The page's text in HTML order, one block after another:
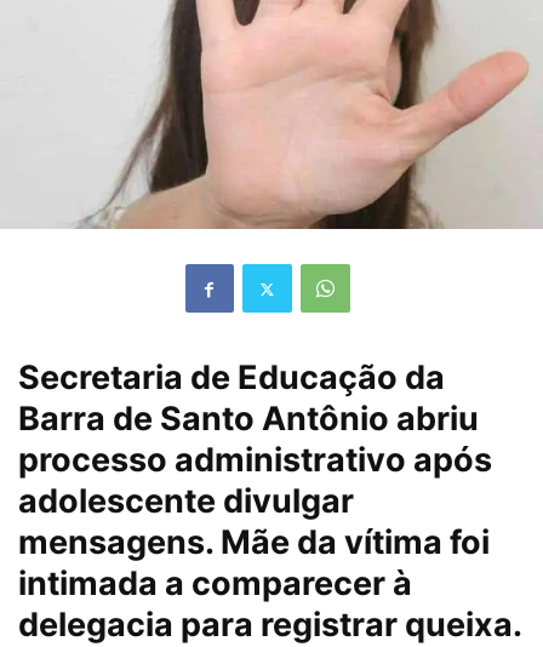
Secretaria de Educação da
Barra de Santo Antônio abriu
processo administrativo após
adolescente divulgar
mensagens. Mãe da vítima foi
intimada a comparecer à
delegacia para registrar queixa.